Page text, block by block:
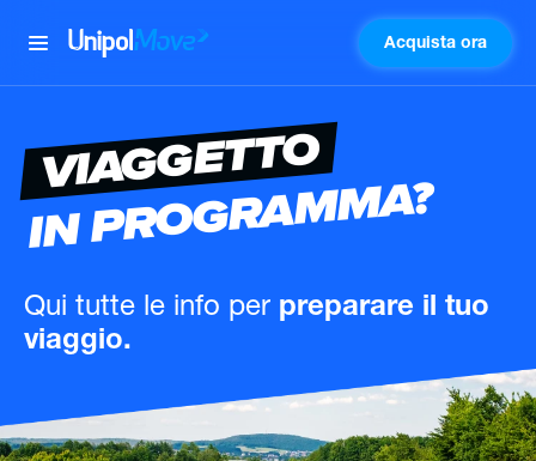
UnipolMove Acquista ora
VIAGGETTO
IN PROGRAMMA?
Qui tutte le info per preparare il tuo
viaggio.